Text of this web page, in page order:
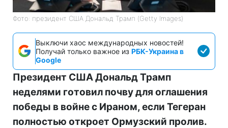
Фото: президент США Дональд Трамп (Getty Images)
Выключи хаос международных новостей!
Получай только важное из РБК-Украина в
Google
Президент США Дональд Трамп
неделями готовил почву для оглашения
победы в войне с Ираном, если Тегеран
полностью откроет Ормузский пролив.